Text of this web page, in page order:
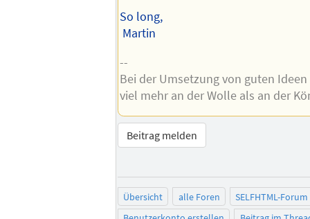
So long,
Martin
--
Bei der Umsetzung von guten
viel mehr an der Wolle als an der
Beitrag melden
Übersicht alle Foren
SELFHTML-Forum